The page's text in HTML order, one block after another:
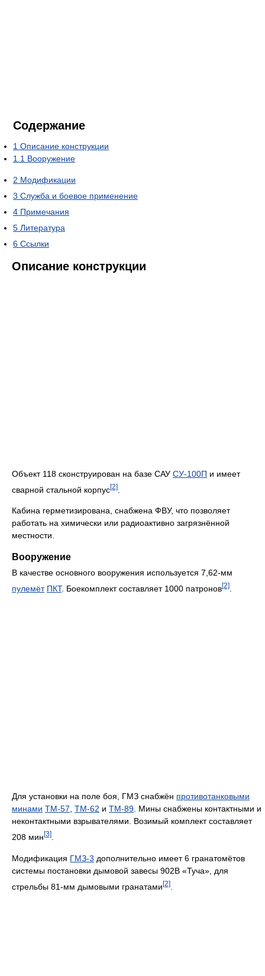
Содержание
1 Описание конструкции
1.1 Вооружение
2 Модификации
3 Служба и боевое применение
4 Примечания
5 Литература
6 Ссылки
Описание конструкции
Объект 118 сконструирован на базе САУ СУ-100П и имеет
сварной стальной корпус[2]
Кабина герметизирована, снабжена ФВУ, что позволяет
работать на химически или радиоактивно загрязнённой
местности.
Вооружение
В качестве основного вооружения используется 7,62-мм
пулемёт ПКТ. Боекомплект составляет 1000 патронов[2]
Для установки на поле боя, ГМЗ снабжён противотанковыми
минами ТМ-57 ТМ-62 и ТМ-89 . Мины снабжены контактными и
неконтактными взрывателями. Возимый комплект составляет
208 мин[3]
Модификация ГМЗ-3 дополнительно имеет 6 гранатомётов
системы постановки дымовой завесы 902В «Туча», для
стрельбы 81-мм дымовыми гранатами[2]